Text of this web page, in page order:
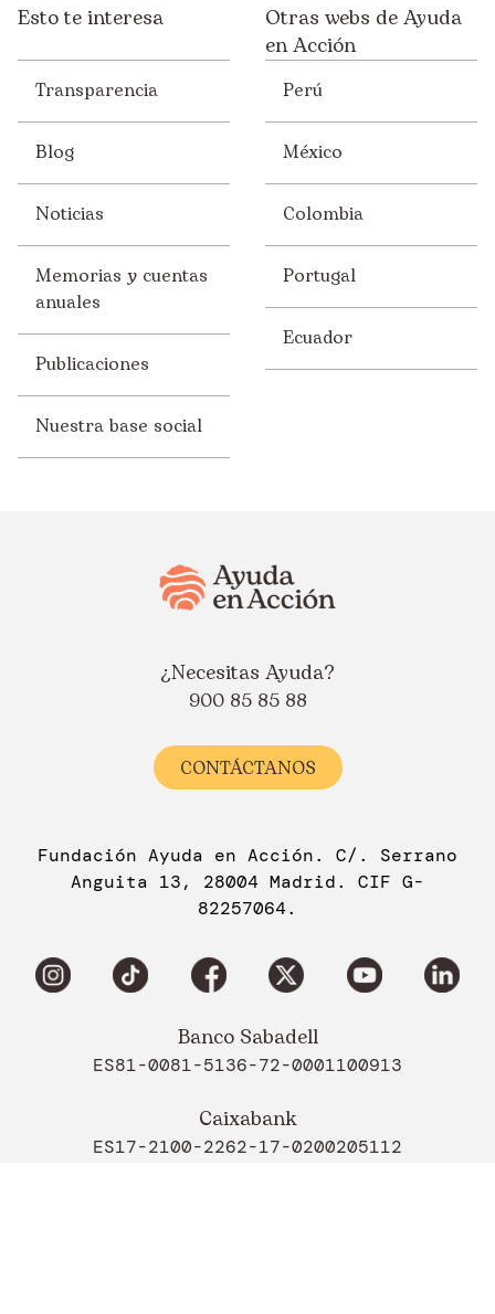
Esto te interesa
Transparencia
Blog
Noticias
Memorias y cuentas
anuales
Publicaciones
Nuestra base social
Otras webs de Ayuda
en Acción
Perú
México
Colombia
Portugal
Ecuador
¿Necesitas Ayuda?
900 85 85 88
CONTÁCTANOS
Fundación Ayuda en Acción. C/. Serrano
Anguita 13, 28004 Madrid. CIF G-
82257064.
Banco Sabadell
ES81-0081-5136-72-0001100913
Caixabank
ES17-2100-2262-17-0200205112